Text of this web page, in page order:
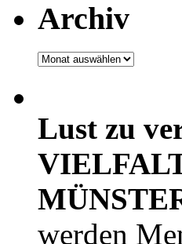
Archiv
Archiv
Lust zu
werden